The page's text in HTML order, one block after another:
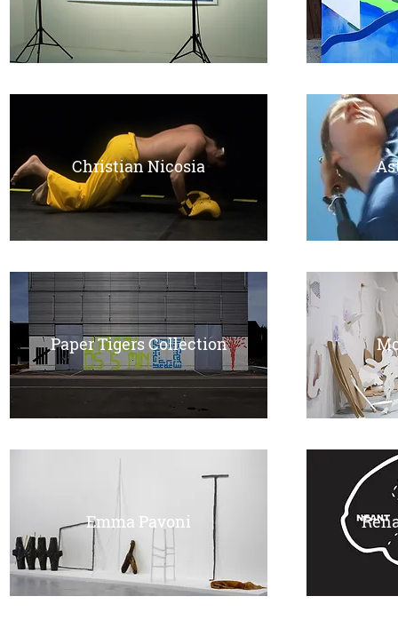
Christian Nicosia
Paper Tigers Collection
Emma Pavoni